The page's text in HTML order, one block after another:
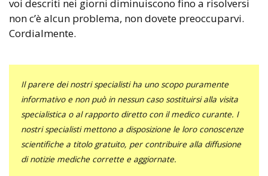
voi descriti nei giorni diminuiscono fino a risolversi
non c’è alcun problema, non dovete preoccuparvi.
Cordialmente.
Il parere dei nostri specialisti ha uno scopo puramente
informativo e non può in nessun caso sostituirsi alla visita
specialistica o al rapporto diretto con il medico curante. I
nostri specialisti mettono a disposizione le loro conoscenze
scientifiche a titolo gratuito, per contribuire alla diffusione
di notizie mediche corrette e aggiornate.